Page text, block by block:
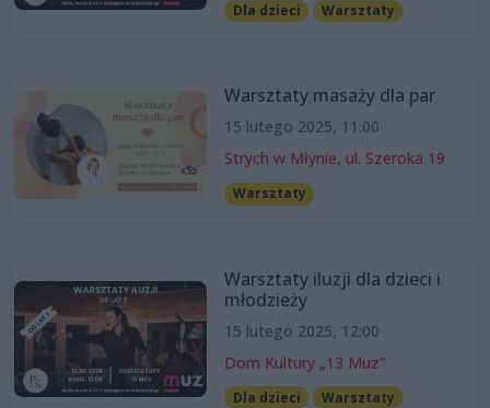
Dla dzieci Warsztaty
Warsztaty masaży dla par
15 lutego 2025, 11:00
Strych w Młynie, ul. Szeroka 19
Warsztaty
Warsztaty iluzji dla dzieci i
młodzieży
15 lutego 2025, 12:00
Dom Kultury „13 Muz”
Dla dzieci Warsztaty